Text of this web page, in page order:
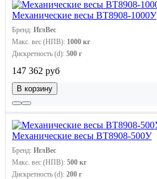
Механические весы ВТ8908-1000У
Бренд: ИглВес
Макс. вес (НПВ): 1000 кг
Дискретность (d): 500 г
147 362 руб
В корзину
Механические весы ВТ8908-500У
Бренд: ИглВес
Макс. вес (НПВ): 500 кг
Дискретность (d): 200 г